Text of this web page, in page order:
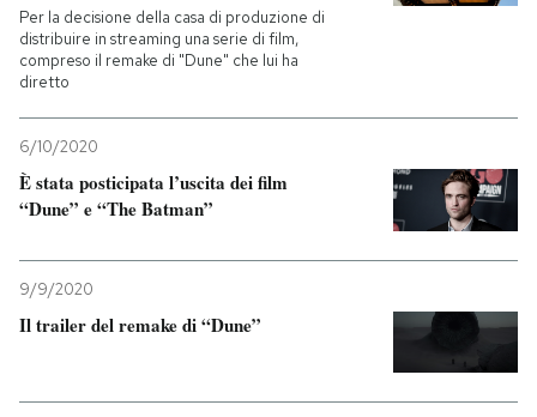
Per la decisione della casa di produzione di
distribuire in streaming una serie di film,
compreso il remake di "Dune" che lui ha
diretto
6/10/2020
È stata posticipata l’uscita dei film
“Dune” e “The Batman”
9/9/2020
Il trailer del remake di “Dune”